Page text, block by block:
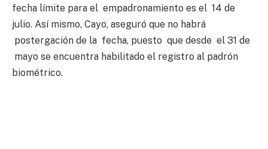
fecha límite para el empadronamiento es el 14 de
julio. Así mismo, Cayo, aseguró que no habrá
postergación de la fecha, puesto que desde el 31 de
mayo se encuentra habilitado el registro al padrón
biométrico.